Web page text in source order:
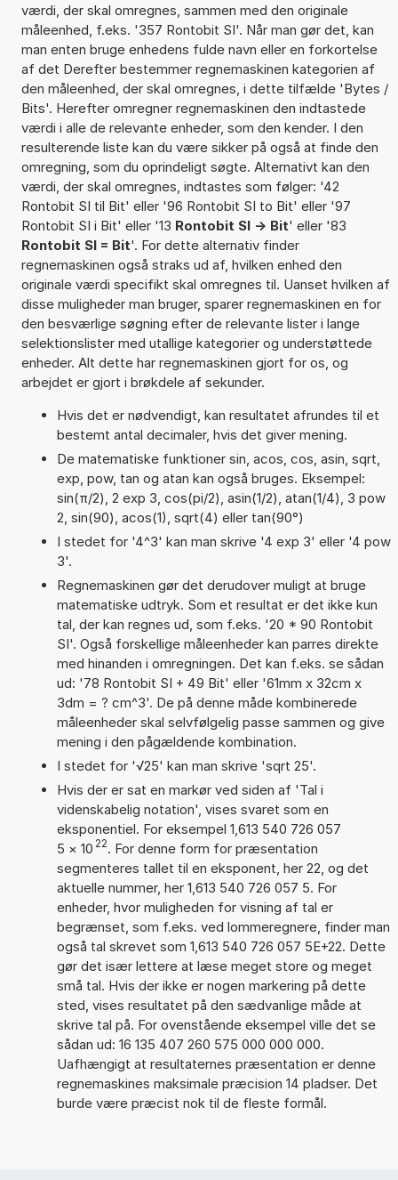
værdi, der skal omregnes, sammen med den originale
måleenhed, f.eks. '357 Rontobit SI'. Når man gør det, kan
man enten bruge enhedens fulde navn eller en forkortelse
af det Derefter bestemmer regnemaskinen kategorien af
den måleenhed, der skal omregnes, i dette tilfælde 'Bytes /
Bits'. Herefter omregner regnemaskinen den indtastede
værdi i alle de relevante enheder, som den kender. I den
resulterende liste kan du være sikker på også at finde den
omregning, som du oprindeligt søgte. Alternativt kan den
værdi, der skal omregnes, indtastes som følger: '42
Rontobit SI til Bit' eller '96 Rontobit SI to Bit' eller '97
Rontobit SI i Bit' eller '13 Rontobit SI -> Bit' eller '83
Rontobit SI = Bit'. For dette alternativ finder
regnemaskinen også straks ud af, hvilken enhed den
originale værdi specifikt skal omregnes til. Uanset hvilken af
disse muligheder man bruger, sparer regnemaskinen en for
den besværlige søgning efter de relevante lister i lange
selektionslister med utallige kategorier og understøttede
enheder. Alt dette har regnemaskinen gjort for os, og
arbejdet er gjort i brøkdele af sekunder.
Hvis det er nødvendigt, kan resultatet afrundes til et
bestemt antal decimaler, hvis det giver mening.
De matematiske funktioner sin, acos, cos, asin, sqrt,
exp, pow, tan og atan kan også bruges. Eksempel:
sin(π/2), 2 exp 3, cos(pi/2), asin(1/2), atan(1/4), 3 pow
2, sin(90), acos(1), sqrt(4) eller tan(90°)
I stedet for '4^3' kan man skrive '4 exp 3' eller '4 pow
3'.
Regnemaskinen gør det derudover muligt at bruge
matematiske udtryk. Som et resultat er det ikke kun
tal, der kan regnes ud, som f.eks. '20 * 90 Rontobit
SI'. Også forskellige måleenheder kan parres direkte
med hinanden i omregningen. Det kan f.eks. se sådan
ud: '78 Rontobit SI + 49 Bit' eller '61mm x 32cm x
3dm = ? cm^3'. De på denne måde kombinerede
måleenheder skal selvfølgelig passe sammen og give
mening i den pågældende kombination.
I stedet for '√25' kan man skrive 'sqrt 25'.
Hvis der er sat en markør ved siden af 'Tal i
videnskabelig notation', vises svaret som en
eksponentiel. For eksempel 1,613 540 726 057
5 × 10 22. For denne form for præsentation
segmenteres tallet til en eksponent, her 22, og det
aktuelle nummer, her 1,613 540 726 057 5. For
enheder, hvor muligheden for visning af tal er
begrænset, som f.eks. ved lommeregnere, finder man
også tal skrevet som 1,613 540 726 057 5E+22. Dette
gør det især lettere at læse meget store og meget
små tal. Hvis der ikke er nogen markering på dette
sted, vises resultatet på den sædvanlige måde at
skrive tal på. For ovenstående eksempel ville det se
sådan ud: 16 135 407 260 575 000 000 000.
Uafhængigt at resultaternes præsentation er denne
regnemaskines maksimale præcision 14 pladser. Det
burde være præcist nok til de fleste formål.